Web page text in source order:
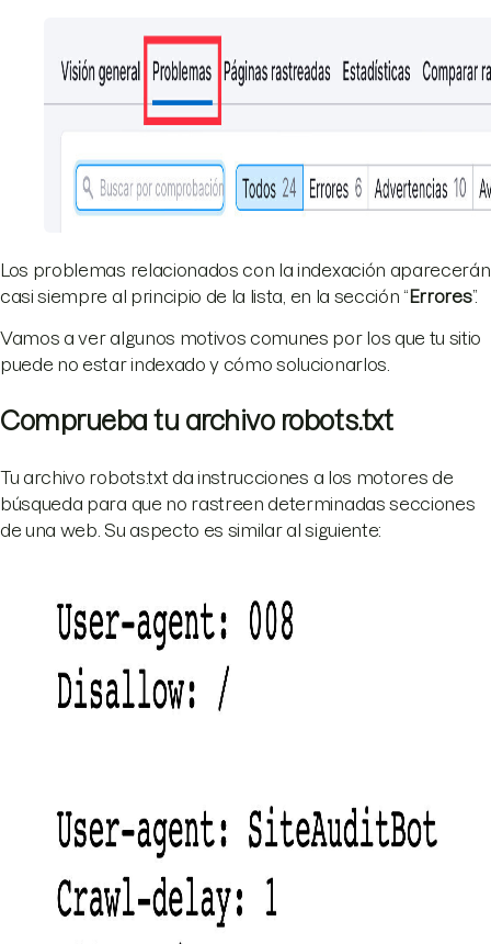
Los problemas relacionados con la indexación aparecerán
casi siempre al principio de la lista, en la sección “Errores”.
Vamos a ver algunos motivos comunes por los que tu sitio
puede no estar indexado y cómo solucionarlos.
Comprueba tu archivo robots.txt
Tu archivo robots.txt da instrucciones a los motores de
búsqueda para que no rastreen determinadas secciones
de una web. Su aspecto es similar al siguiente: